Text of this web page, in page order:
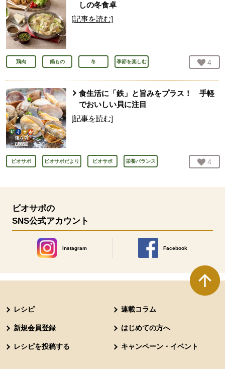
しの冬食卓
[記事を読む]
鶏肉 鍋もの 冬 季節を楽しむ お気
4
食生活に「鉄」と旨みをプラス！ 手軽
でおいしい貝に注目
[記事を読む]
ビオサポ ビオサポだより ビオサポ 栄養バランス お気
4
ビオサポの
SNS公式アカウント
Instagram
別のウィンドウで開きます。
Facebook
別のウィンドウで開きます
レシピ 連載コラム
新規会員登録 はじめての方へ
レシピを投稿する キャンペーン・イベント